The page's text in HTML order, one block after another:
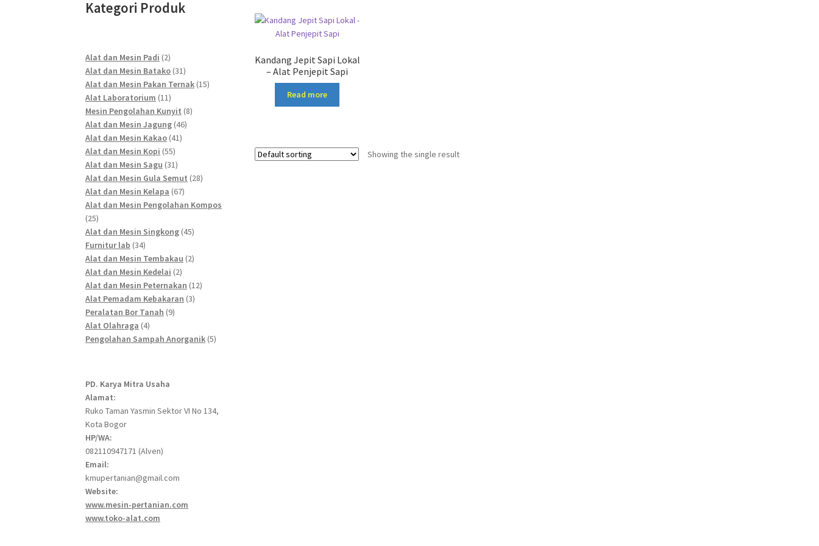
Kandang Jepit Sapi Lokal
– Alat Penjepit Sapi
Read more
Showing the single result
Kategori Produk
Alat dan Mesin Padi 22
products
Alat dan Mesin Batako 3131
products
Alat dan Mesin Pakan Ternak 1515
Alat Laboratorium 1111
products
Mesin Pengolahan Kunyit 88
Alat dan Mesin Jagung 4646
Alat dan Mesin Kakao 4141
Alat dan Mesin Kopi 5555
products
Alat dan Mesin Sagu 3131
products
Alat dan Mesin Gula Semut 2828
Alat dan Mesin Kelapa 6767
products
Alat dan Mesin Pengolahan Kompos
2525
products
Alat dan Mesin Singkong 4545
Furnitur lab 3434
products
Alat dan Mesin Tembakau 22
Alat dan Mesin Kedelai 22
products
Alat dan Mesin Peternakan 1212
Alat Pemadam Kebakaran 33
Peralatan Bor Tanah 99
Alat Olahraga 44
products
Pengolahan Sampah Anorganik 55
PD. Karya Mitra Usaha
Alamat:
Ruko Taman Yasmin Sektor VI No 134,
Kota Bogor
HP/WA:
082110947171 (Alven)
Email:
kmupertanian@gmail.com
Website:
www.mesin-pertanian.com
www.toko-alat.com